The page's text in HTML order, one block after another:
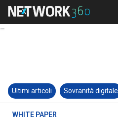
Ultimi articoli Sovranità digitale
WHITE PAPER